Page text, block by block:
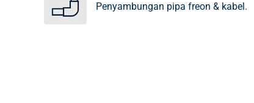
Penyambungan pipa freon & kabel.